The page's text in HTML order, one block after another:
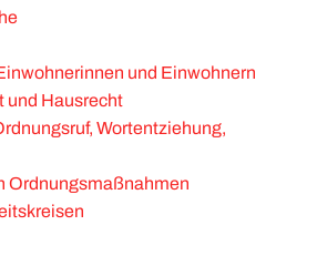
und Einwohnern
und Hausrecht
Wortentziehung,
Ordnungsmaßnahmen